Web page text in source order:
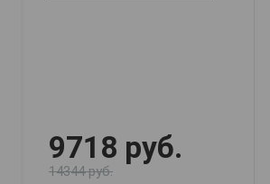
9718 руб.
14344 руб.